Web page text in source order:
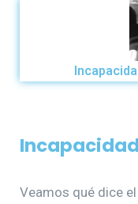
Veamos qué dice